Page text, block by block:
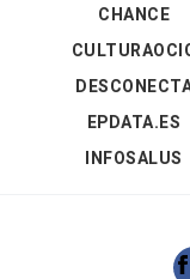
CHANCE
EPDATA.ES
INFOSALUS